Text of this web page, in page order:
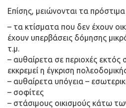
Επίσης, μειώνονται τα πρόστιμα
– τα κτίσματα που δεν έχουν
έχουν υπερβάσεις δόμησης
τ.μ.
– αυθαίρετα σε περιοχές εκτός
εκκρεμεί η έγκριση
– αυθαίρετα υπόγεια –
– σοφίτες
– στάσιμους οικισμούς κάτω